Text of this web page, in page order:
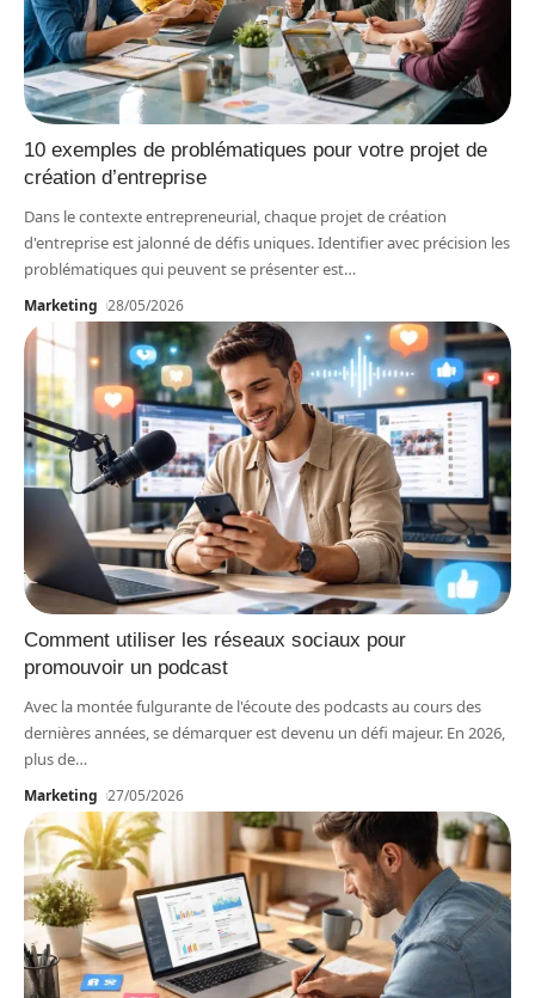
10 exemples de problématiques pour votre projet de
création d’entreprise
Dans le contexte entrepreneurial, chaque projet de création
d'entreprise est jalonné de défis uniques. Identifier avec précision les
problématiques qui peuvent se présenter est…
Marketing 28/05/2026
Comment utiliser les réseaux sociaux pour
promouvoir un podcast
Avec la montée fulgurante de l'écoute des podcasts au cours des
dernières années, se démarquer est devenu un défi majeur. En 2026,
plus de…
Marketing 27/05/2026